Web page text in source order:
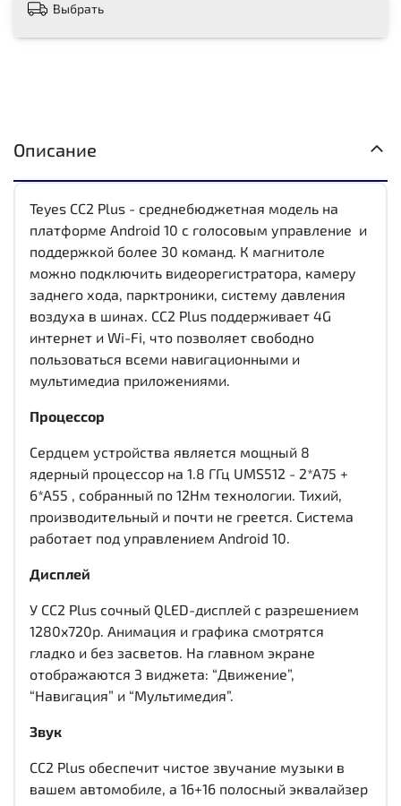
Выбрать
Описание
Teyes CC2 Plus - среднебюджетная модель на
платформе Android 10 с голосовым управление и
поддержкой более 30 команд. К магнитоле
можно подключить видеорегистратора, камеру
заднего хода, парктроники, систему давления
воздуха в шинах. CC2 Plus поддерживает 4G
интернет и Wi-Fi, что позволяет свободно
пользоваться всеми навигационными и
мультимедиа приложениями.
Процессор
Сердцем устройства является мощный 8
ядерный процессор на 1.8 ГГц UMS512 - 2*A75 +
6*A55 , собранный по 12Нм технологии. Тихий,
производительный и почти не греется. Система
работает под управлением Android 10.
Дисплей
У CC2 Plus сочный QLED-дисплей c разрешением
1280x720р. Анимация и графика смотрятся
гладко и без засветов. На главном экране
отображаются 3 виджета: “Движение”,
“Навигация” и “Мультимедия”.
Звук
CC2 Plus обеспечит чистое звучание музыки в
вашем автомобиле, а 16+16 полосный эквалайзер